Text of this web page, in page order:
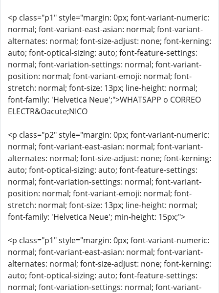
<p class="p1" style="margin: 0px; font-variant-numeric:
normal; font-variant-east-asian: normal; font-variant-
alternates: normal; font-size-adjust: none; font-kerning:
auto; font-optical-sizing: auto; font-feature-settings:
normal; font-variation-settings: normal; font-variant-
position: normal; font-variant-emoji: normal; font-
stretch: normal; font-size: 13px; line-height: normal;
font-family: 'Helvetica Neue';">WHATSAPP o CORREO
ELECTR&Oacute;NICO
<p class="p2" style="margin: 0px; font-variant-numeric:
normal; font-variant-east-asian: normal; font-variant-
alternates: normal; font-size-adjust: none; font-kerning:
auto; font-optical-sizing: auto; font-feature-settings:
normal; font-variation-settings: normal; font-variant-
position: normal; font-variant-emoji: normal; font-
stretch: normal; font-size: 13px; line-height: normal;
font-family: 'Helvetica Neue'; min-height: 15px;">
<p class="p1" style="margin: 0px; font-variant-numeric:
normal; font-variant-east-asian: normal; font-variant-
alternates: normal; font-size-adjust: none; font-kerning:
auto; font-optical-sizing: auto; font-feature-settings:
normal; font-variation-settings: normal; font-variant-